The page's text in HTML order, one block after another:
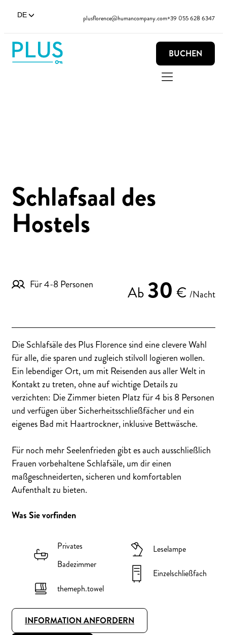
DE plusflorence@humancompany.com+39 055 628 6347
BUCHEN
Schlafsaal des
Hostels
Für 4-8 Personen Ab 30 € /Nacht
Die Schlafsäle des Plus Florence sind eine clevere Wahl
für alle, die sparen und zugleich stilvoll logieren wollen.
Ein lebendiger Ort, um mit Reisenden aus aller Welt in
Kontakt zu treten, ohne auf wichtige Details zu
verzichten: Die Zimmer bieten Platz für 4 bis 8 Personen
und verfügen über Sicherheitsschließfächer und ein
eigenes Bad mit Haartrockner, inklusive Bettwäsche.
Für noch mehr Seelenfrieden gibt es auch ausschließlich
Frauen vorbehaltene Schlafsäle, um dir einen
maßgeschneiderten, sicheren und komfortablen
Aufenthalt zu bieten.
Was Sie vorfinden
Privates
Badezimmer
themeph.towel
Leselampe
Einzelschließfach
INFORMATION ANFORDERN